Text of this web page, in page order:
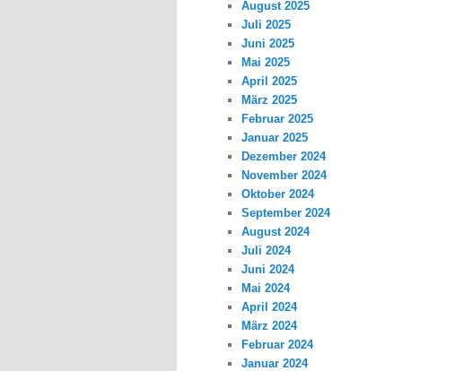
August 2025
Juli 2025
Juni 2025
Mai 2025
April 2025
März 2025
Februar 2025
Januar 2025
Dezember 2024
November 2024
Oktober 2024
September 2024
August 2024
Juli 2024
Juni 2024
Mai 2024
April 2024
März 2024
Februar 2024
Januar 2024